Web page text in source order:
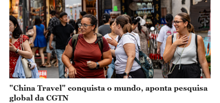
"China Travel" conquista o mundo, aponta pesquisa
global da CGTN